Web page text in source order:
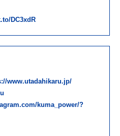
DC3xdR
www.utadahikaru.jp/
kuma_power/?